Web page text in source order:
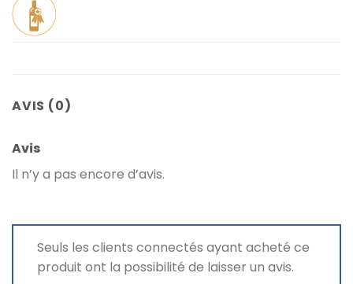
AVIS (0)
Avis
Il n’y a pas encore d’avis.
Seuls les clients connectés ayant acheté ce
produit ont la possibilité de laisser un avis.